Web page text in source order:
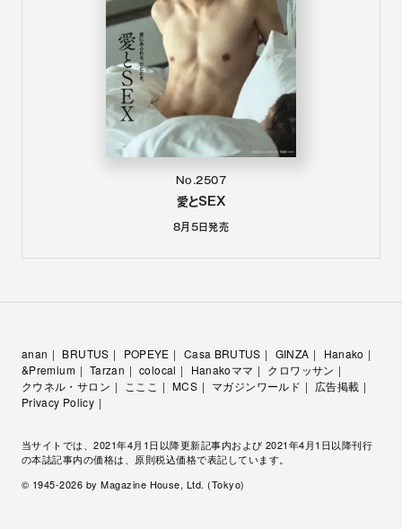
No.2507
愛とSEX
8月5日発売
anan BRUTUS POPEYE Casa BRUTUS GINZA
Hanako
&Premium
Tarzan colocal Hanakoママ
クロワッサン
クウネル・サロン
こここ MCS マガジンワールド
広告掲載
Privacy Policy
当サイトでは、2021年4月1日以降更新記事内および 2021年4月1日以降刊行
の本誌記事内の価格は、原則税込価格で表記しています。
© 1945-2026 by Magazine House, Ltd. (Tokyo)